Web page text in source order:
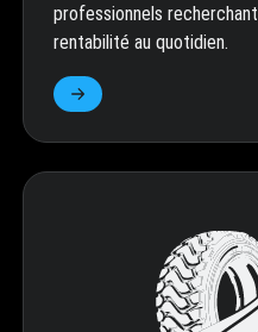
professionnels
rentabilité au quotidien.